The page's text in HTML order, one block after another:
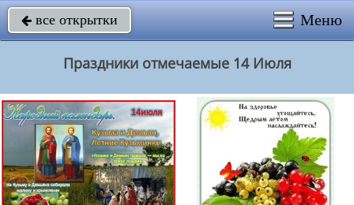
 все открытки Меню
Праздники отмечаемые 14 Июля